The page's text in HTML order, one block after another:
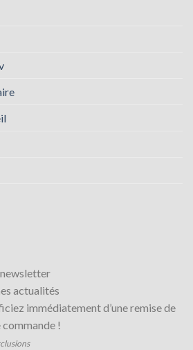
actualités
immédiatement d’une remise de
!